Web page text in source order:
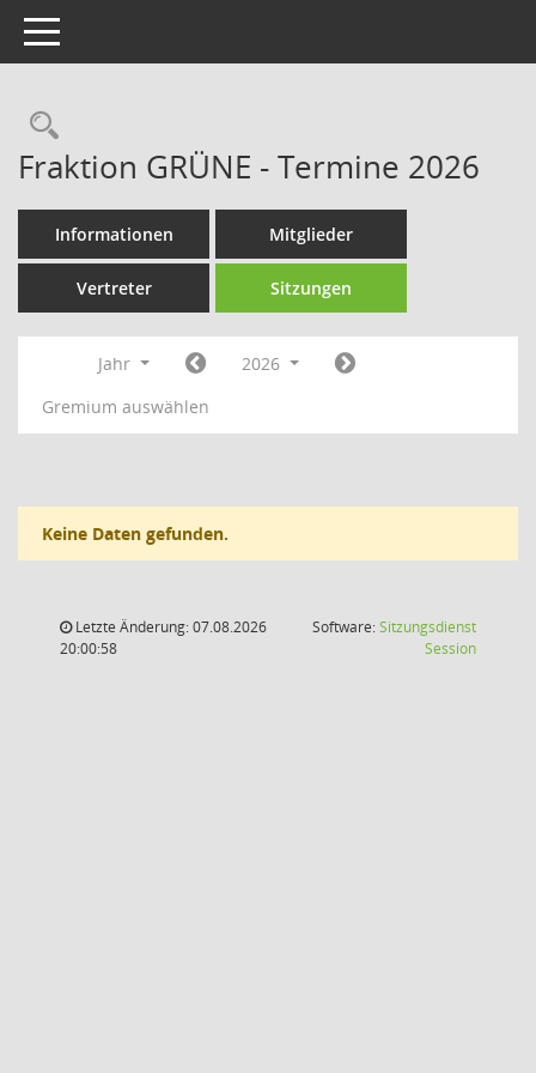
Toggle navigation
Rechercheauswahl
Fraktion GRÜNE - Termine 2026
Informationen Mitglieder
Vertreter Sitzungen
Jahr
2026
Gremium auswählen
Keine Daten gefunden.
Letzte Änderung: 07.08.2026
20:00:58
Software:Sitzungsdienst
Session(Wird in